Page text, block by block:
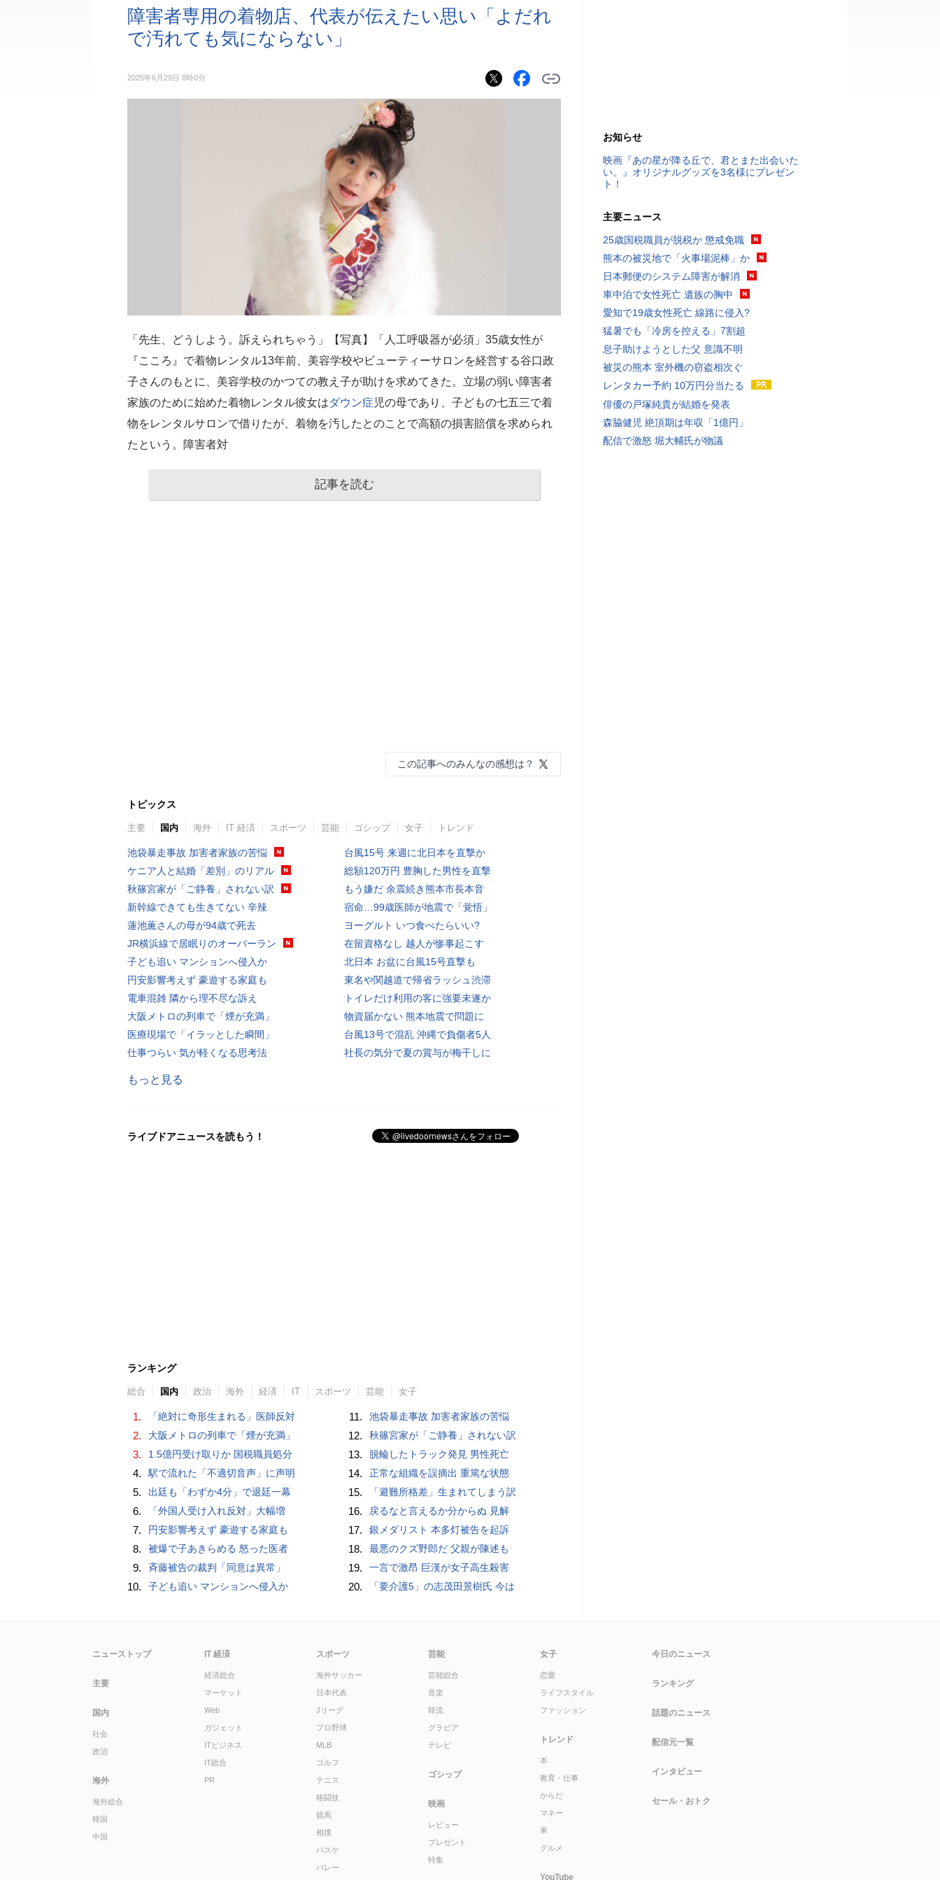
障害者専用の着物店、代表が伝えたい思い「よだれ
で汚れても気にならない」
2025年6月29日 8時0分
「先生、どうしよう。訴えられちゃう」【写真】「人工呼吸器が必須」35歳女性が
『こころ』で着物レンタル13年前、美容学校やビューティーサロンを経営する谷口政
子さんのもとに、美容学校のかつての教え子が助けを求めてきた。立場の弱い障害者
家族のために始めた着物レンタル彼女はダウン症 児の母であり、子どもの七五三で着
物をレンタルサロンで借りたが、着物を汚したとのことで高額の損害賠償を求められ
たという。障害者対
記事を読む
この記事へのみんなの感想は？
トピックス
主要 国内 海外 IT 経済 スポーツ 芸能 ゴシップ 女子 トレンド
池袋暴走事故 加害者家族の苦悩
ケニア人と結婚「差別」のリアル
秋篠宮家が「ご静養」されない訳
新幹線できても生きてない 辛辣
蓮池薫さんの母が94歳で死去
JR横浜線で居眠りのオーバーラン
子ども追い マンションへ侵入か
円安影響考えず 豪遊する家庭も
電車混雑 隣から理不尽な訴え
大阪メトロの列車で「煙が充満」
医療現場で「イラッとした瞬間」
仕事つらい 気が軽くなる思考法
台風15号 来週に北日本を直撃か
総額120万円 豊胸した男性を直撃
もう嫌だ 余震続き熊本市長本音
宿命…99歳医師が地震で「覚悟」
ヨーグルト いつ食べたらいい?
在留資格なし 越人が惨事起こす
北日本 お盆に台風15号直撃も
東名や関越道で帰省ラッシュ渋滞
トイレだけ利用の客に強要未遂か
物資届かない 熊本地震で問題に
台風13号で混乱 沖縄で負傷者5人
社長の気分で夏の賞与が梅干しに
もっと見る
ライブドアニュースを読もう！
ランキング
総合 国内 政治 海外 経済 IT スポーツ 芸能 女子
1. 「絶対に奇形生まれる」医師反対
2. 大阪メトロの列車で「煙が充満」
3. 1.5億円受け取りか 国税職員処分
4. 駅で流れた「不適切音声」に声明
5. 出廷も「わずか4分」で退廷一幕
6. 「外国人受け入れ反対」大幅増
7. 円安影響考えず 豪遊する家庭も
8. 被爆で子あきらめる 怒った医者
9. 斉藤被告の裁判「同意は異常」
10. 子ども追い マンションへ侵入か
11. 池袋暴走事故 加害者家族の苦悩
12. 秋篠宮家が「ご静養」されない訳
13. 脱輪したトラック発見 男性死亡
14. 正常な組織を誤摘出 重篤な状態
15. 「避難所格差」生まれてしまう訳
16. 戻るなと言えるか分からぬ 見解
17. 銀メダリスト 本多灯被告を起訴
18. 最悪のクズ野郎だ 父親が陳述も
19. 一言で激昂 巨漢が女子高生殺害
20. 「要介護5」の志茂田景樹氏 今は
お知らせ
映画『あの星が降る丘で、君とまた出会いた
い。』オリジナルグッズを3名様にプレゼン
ト！
主要ニュース
25歳国税職員が脱税か 懲戒免職
熊本の被災地で「火事場泥棒」か
日本郵便のシステム障害が解消
車中泊で女性死亡 遺族の胸中
愛知で19歳女性死亡 線路に侵入?
猛暑でも「冷房を控える」7割超
息子助けようとした父 意識不明
被災の熊本 室外機の窃盗相次ぐ
レンタカー予約 10万円分当たる
俳優の戸塚純貴が結婚を発表
森脇健児 絶頂期は年収「1億円」
配信で激怒 堀大輔氏が物議
ニューストップ
主要
国内
社会
政治
海外
海外総合
韓国
中国
IT 経済
経済総合
マーケット
Web
ガジェット
ITビジネス
IT総合
PR
スポーツ
海外サッカー
日本代表
Jリーグ
プロ野球
MLB
ゴルフ
テニス
格闘技
競馬
相撲
バスケ
バレー
芸能
芸能総合
音楽
韓流
グラビア
テレビ
ゴシップ
映画
レビュー
プレゼント
特集
女子
恋愛
ライフスタイル
ファッション
トレンド
本
教育・仕事
からだ
マネー
車
グルメ
YouTube
今日のニュース
ランキング
話題のニュース
配信元一覧
インタビュー
セール・おトク